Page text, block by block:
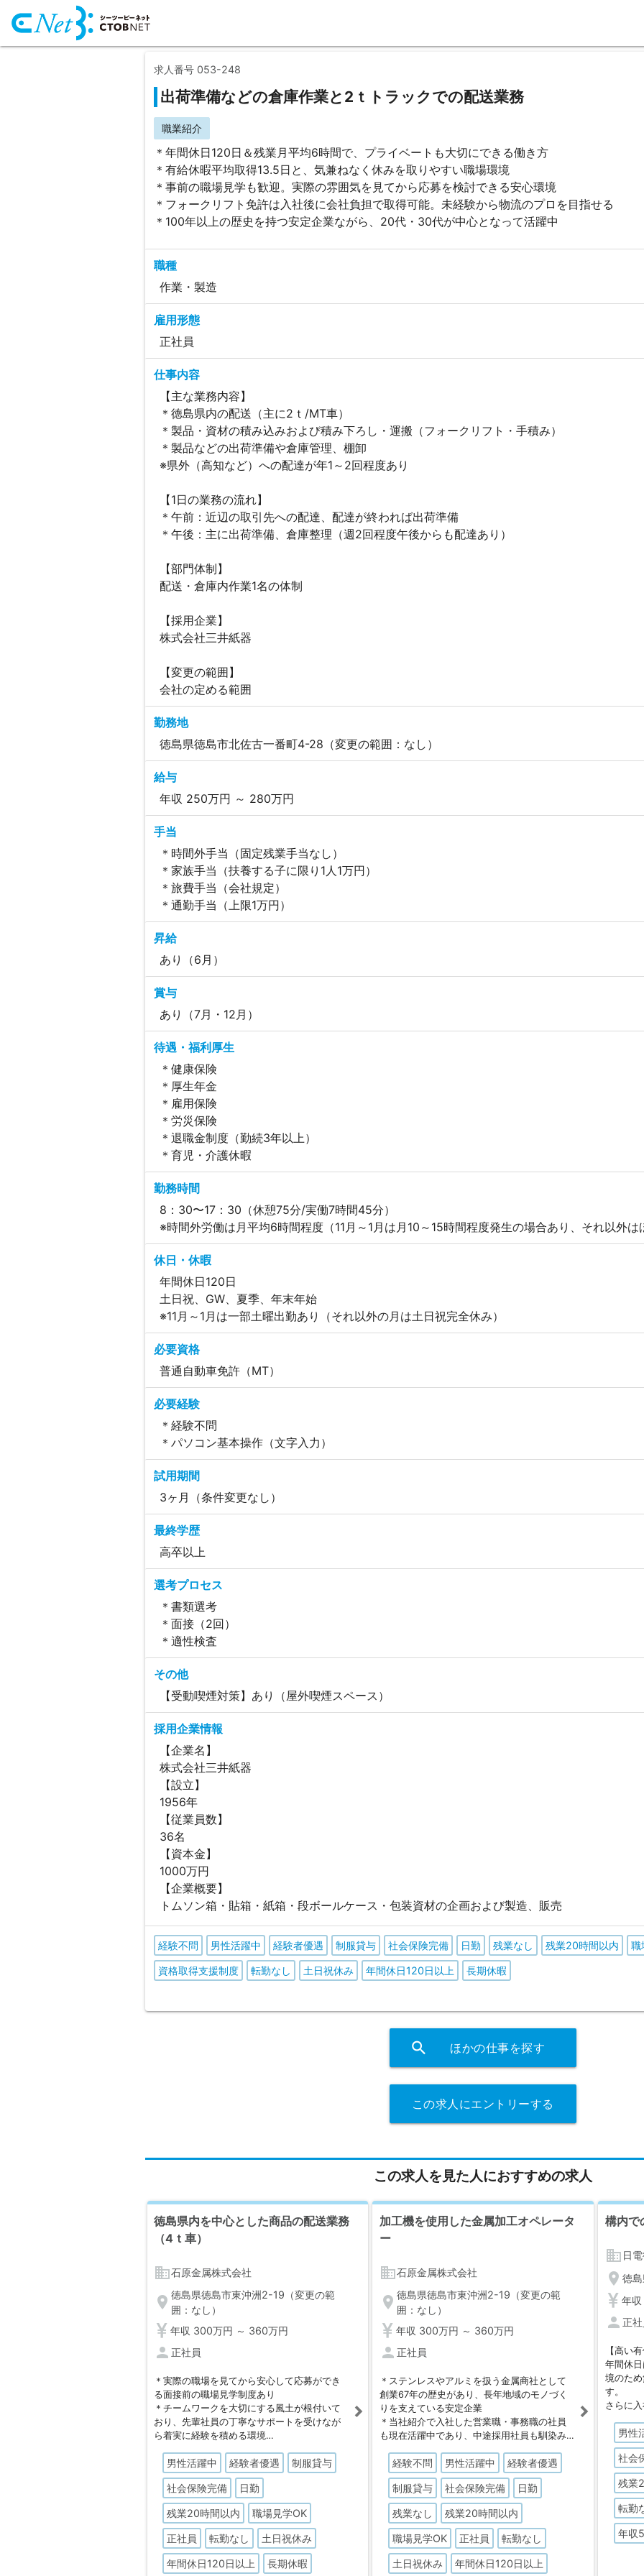
求人番号 053-248
出荷準備などの倉庫作業と2ｔトラックでの配送業務
職業紹介
＊年間休日120日＆残業月平均6時間で、プライベートも大切にできる働き方
＊有給休暇平均取得13.5日と、気兼ねなく休みを取りやすい職場環境
＊事前の職場見学も歓迎。実際の雰囲気を見てから応募を検討できる安心環境
＊フォークリフト免許は入社後に会社負担で取得可能。未経験から物流のプロを目指せる
＊100年以上の歴史を持つ安定企業ながら、20代・30代が中心となって活躍中
職種
作業・製造
雇用形態
正社員
仕事内容
【主な業務内容】
＊徳島県内の配送（主に2ｔ/MT車）
＊製品・資材の積み込みおよび積み下ろし・運搬（フォークリフト・手積み）
＊製品などの出荷準備や倉庫管理、棚卸
※県外（高知など）への配達が年1～2回程度あり
【1日の業務の流れ】
＊午前：近辺の取引先への配達、配達が終われば出荷準備
＊午後：主に出荷準備、倉庫整理（週2回程度午後からも配達あり）
【部門体制】
配送・倉庫内作業1名の体制
【採用企業】
株式会社三井紙器
【変更の範囲】
会社の定める範囲
勤務地
徳島県徳島市北佐古一番町4-28（変更の範囲：なし）
給与
年収 250万円 ～ 280万円
手当
＊時間外手当（固定残業手当なし）
＊家族手当（扶養する子に限り1人1万円）
＊旅費手当（会社規定）
＊通勤手当（上限1万円）
昇給
あり（6月）
賞与
あり（7月・12月）
待遇・福利厚生
＊健康保険
＊厚生年金
＊雇用保険
＊労災保険
＊退職金制度（勤続3年以上）
＊育児・介護休暇
勤務時間
8：30〜17：30（休憩75分/実働7時間45分）
※時間外労働は月平均6時間程度（11月～1月は月10～15時間程度発生の場合あり、それ以外は
休日・休暇
年間休日120日
土日祝、GW、夏季、年末年始
※11月～1月は一部土曜出勤あり（それ以外の月は土日祝完全休み）
必要資格
普通自動車免許（MT）
必要経験
＊経験不問
＊パソコン基本操作（文字入力）
試用期間
3ヶ月（条件変更なし）
最終学歴
高卒以上
選考プロセス
＊書類選考
＊面接（2回）
＊適性検査
その他
【受動喫煙対策】あり（屋外喫煙スペース）
採用企業情報
【企業名】
株式会社三井紙器
【設立】
1956年
【従業員数】
36名
【資本金】
1000万円
【企業概要】
トムソン箱・貼箱・紙箱・段ボールケース・包装資材の企画および製造、販売
経験不問 男性活躍中 経験者優遇 制服貸与 社会保険完備 日勤 残業なし 残業20時間以内 職
資格取得支援制度 転勤なし 土日祝休み 年間休日120日以上 長期休暇
ほかの仕事を探す
search
この求人にエントリーする
この求人を見た人におすすめの求人
徳島県内を中心とした商品の配送業務
（4ｔ車）
business石原金属株式会社
location_on徳島県徳島市東沖洲2-19（変更の範
囲：なし）
年収 300万円 ～ 360万円
person正社員
＊実際の職場を見てから安心して応募ができ
る面接前の職場見学制度あり
＊チームワークを大切にする風土が根付いて
おり、先輩社員の丁寧なサポートを受けなが
ら着実に経験を積める環境
も現在活躍中であり、中途採用社員も馴染み
やすい職場
＊ステンレスやアルミを扱う金属商社として
創業67年の歴史があり、長年地域のモノづく
りを支えている安定企業
男性活躍中 経験者優遇 制服貸与
社会保険完備 日勤
残業20時間以内 職場見学OK
正社員 転勤なし 土日祝休み
年間休日120日以上 長期休暇
加工機を使用した金属加工オペレータ
ー
business石原金属株式会社
location_on 徳島県徳島市東沖洲2-19（変更の範
囲：なし）
年収 300万円 ～ 360万円
person 正社員
＊ステンレスやアルミを扱う金属商社として
創業67年の歴史があり、長年地域のモノづく
りを支えている安定企業
＊当社紹介で入社した営業職・事務職の社員
も現在活躍中であり、中途採用社員も馴染み
＊実際の職場を見てから安心して応募ができ
る面接前の職場見学制度あり
＊コミュニケーションを大切にする風土で、
先輩のサポートを受けながら加工技術を身に
つけられる環境
経験不問 男性活躍中 経験者優遇
制服貸与 社会保険完備 日勤
残業なし 残業20時間以内
職場見学OK 正社員 転勤なし
土日祝休み 年間休日120日以上
構内で
business 日
location_on 徳島
年
person 正社
【高い
年間休
境のた
す。
さらに
【自己
業務に
取得可
働きな
の市場
す。
男性
社会
残業
転勤
年収